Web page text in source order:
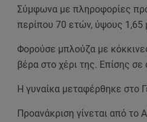
Σύμφωνα με πληροφορίες
περίπου 70 ετών, ύψους 1,65
Φορούσε μπλούζα με
βέρα στο χέρι της. Επίσης σε
Η γυναίκα μεταφέρθηκε στο
Προανάκριση γίνεται από το